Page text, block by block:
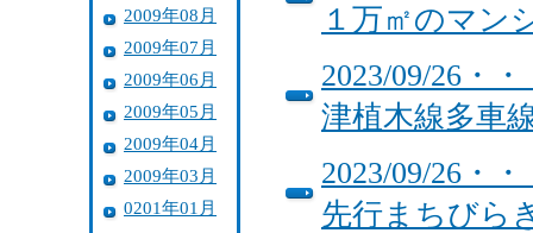
2009年08月
2009年07月
2009年06月
2009年05月
2009年04月
2009年03月
0201年01月
１万㎡のマン
2023/09/26・
津植木線多車
2023/09/26・
先行まちび